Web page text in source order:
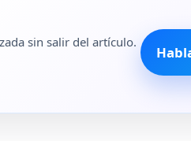
sin salir del artículo.